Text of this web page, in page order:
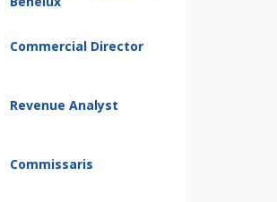
Commercial Director
Revenue Analyst
Commissaris